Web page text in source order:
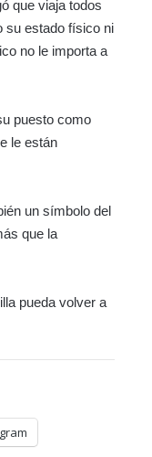
que viaja todos
su estado físico ni
no le importa a
puesto como
le están
un símbolo del
que la
pueda volver a